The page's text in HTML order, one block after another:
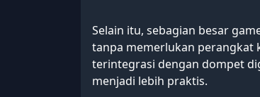
Selain itu, sebagian besar
tanpa memerlukan perangkat
terintegrasi dengan dompet
menjadi lebih praktis.